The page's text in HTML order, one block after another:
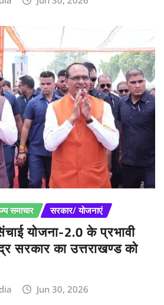
समाचार सरकार/ योजनाएं
योजना-2.0 के प्रभावी
सरकार का उत्तराखण्ड को
Jun 30, 2026